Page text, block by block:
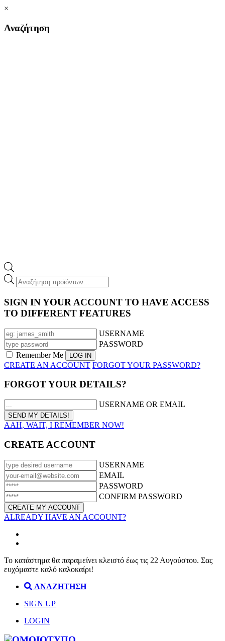
×
Αναζήτηση
Products
search
SIGN IN YOUR ACCOUNT TO HAVE ACCESS
TO DIFFERENT FEATURES
USERNAME
PASSWORD
Remember Me
CREATE AN ACCOUNT FORGOT YOUR PASSWORD?
FORGOT YOUR DETAILS?
USERNAME OR EMAIL
AAH, WAIT, I REMEMBER NOW!
CREATE ACCOUNT
USERNAME
EMAIL
PASSWORD
CONFIRM PASSWORD
ALREADY HAVE AN ACCOUNT?
Το κατάστημα θα παραμείνει κλειστό έως τις 22 Αυγούστου. Σας
ευχόμαστε καλό καλοκαίρι!
ΑΝΑΖΗΤΗΣΗ
SIGN UP
LOGIN